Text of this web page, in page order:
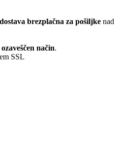
brezplačna za pošiljke nad
način.
SSL